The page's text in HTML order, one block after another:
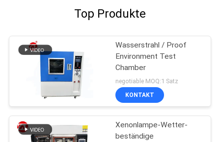
Top Produkte
Wasserstrahl / Proof
Environment Test
Chamber
negotiable MOQ:1 Satz
KONTAKT
Xenonlampe-Wetter-
beständige